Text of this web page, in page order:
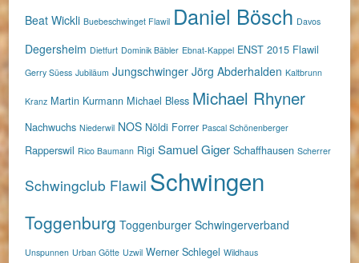
Beat Wickli Buebeschwinget Flawil Daniel Bösch Davos
Degersheim Dietfurt Dominik Bäbler Ebnat-Kappel ENST 2015 Flawil
Gerry Süess Jubiläum Jungschwinger Jörg Abderhalden Kaltbrunn
Kranz Martin Kurmann Michael Bless Michael Rhyner
Nachwuchs Niederwil NOS Nöldi Forrer Pascal Schönenberger
Rapperswil Rico Baumann Rigi Samuel Giger Schaffhausen Scherrer
Schwingclub Flawil Schwingen
Toggenburg Toggenburger Schwingerverband
Unspunnen Urban Götte Uzwil Werner Schlegel Wildhaus